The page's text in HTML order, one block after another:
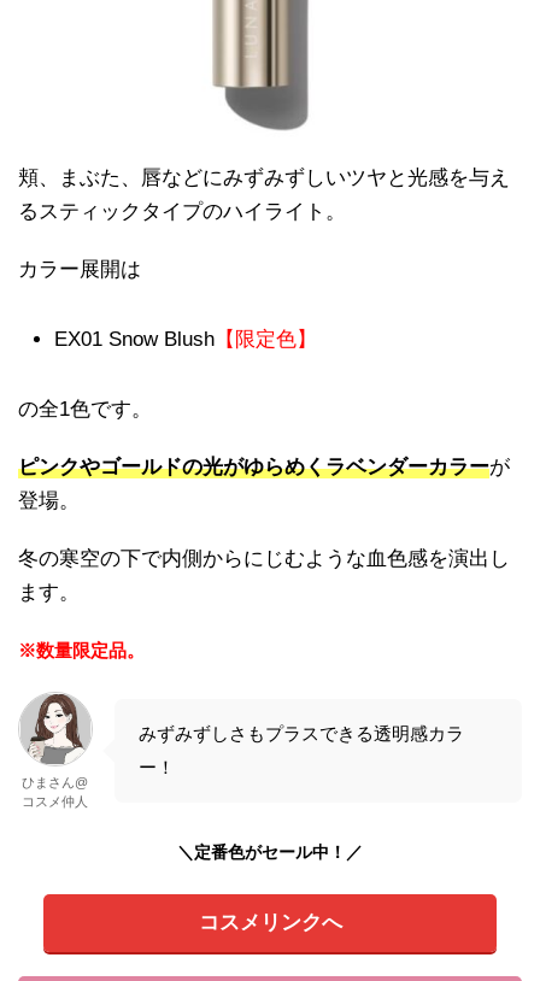
頬、まぶた、唇などにみずみずしいツヤと光感を与え
るスティックタイプのハイライト。
カラー展開は
EX01 Snow Blush 【限定色】
の全1色です。
ピンクやゴールドの光がゆらめくラベンダーカラーが
登場。
冬の寒空の下で内側からにじむような血色感を演出し
ます。
※数量限定品。
ひまさん@
コスメ仲人
みずみずしさもプラスできる透明感カラ
ー！
＼定番色がセール中！／
コスメリンクへ